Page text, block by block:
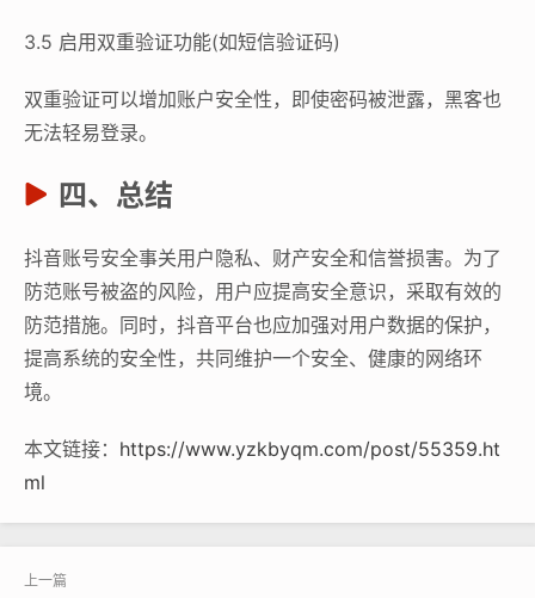
3.5 启用双重验证功能(如短信验证码)
双重验证可以增加账户安全性，即使密码被泄露，黑客也
无法轻易登录。
四、总结
抖音账号安全事关用户隐私、财产安全和信誉损害。为了
防范账号被盗的风险，用户应提高安全意识，采取有效的
防范措施。同时，抖音平台也应加强对用户数据的保护，
提高系统的安全性，共同维护一个安全、健康的网络环
境。
本文链接： https://www.yzkbyqm.com/post/55359.ht
ml